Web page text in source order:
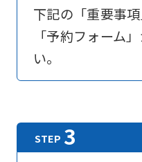
下記の「重要事
「予約フォーム
い。